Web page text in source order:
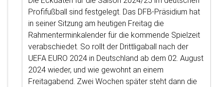
Profifußball sind festgelegt. Das DFB-Präsidium hat
in seiner Sitzung am heutigen Freitag die
Rahmenterminkalender für die kommende Spielzeit
verabschiedet. So rollt der Drittligaball nach der
UEFA EURO 2024 in Deutschland ab dem 02. August
2024 wieder, und wie gewohnt an einem
Freitagabend. Zwei Wochen später steht dann die